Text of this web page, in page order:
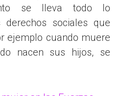
se lleva todo lo
derechos sociales que
ejemplo cuando muere
nacen sus hijos, se